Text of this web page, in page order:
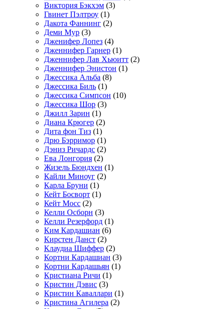
Виктория Бэкхэм (3)
Гвинет Пэлтроу (1)
Дакота Фаннинг (2)
Деми Мур (3)
Дженифер Лопез (4)
Дженнифер Гарнер (1)
Дженнифер Лав Хьюитт (2)
Дженнифер Энистон (1)
Джессика Альба (8)
Джессика Биль (1)
Джессика Симпсон (10)
Джессика Шор (3)
Джилл Зарин (1)
Диана Крюгер (2)
Дита фон Тиз (1)
Дрю Бэрримор (1)
Дэниз Ричардс (2)
Ева Лонгория (2)
Жизель Бюндхен (1)
Кайли Миноуг (2)
Карла Бруни (1)
Кейт Босворт (1)
Кейт Мосс (2)
Келли Осборн (3)
Келли Резерфорд (1)
Ким Кардашиан (6)
Кирстен Данст (2)
Клаудиа Шиффер (2)
Кортни Кардашиан (3)
Кортни Кардашьян (1)
Кристиана Ричи (1)
Кристин Дэвис (3)
Кристин Каваллари (1)
Кристина Агилера (2)